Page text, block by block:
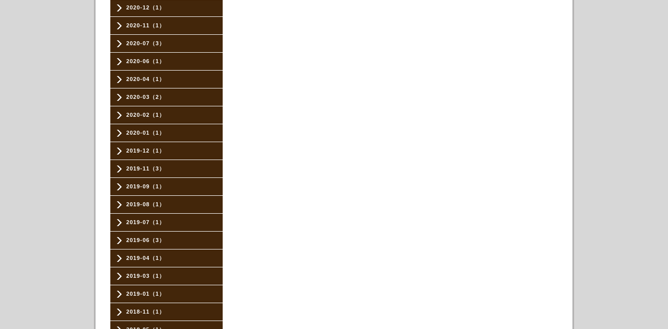
2020-12（1）
2020-11（1）
2020-07（3）
2020-06（1）
2020-04（1）
2020-03（2）
2020-02（1）
2020-01（1）
2019-12（1）
2019-11（3）
2019-09（1）
2019-08（1）
2019-07（1）
2019-06（3）
2019-04（1）
2019-03（1）
2019-01（1）
2018-11（1）